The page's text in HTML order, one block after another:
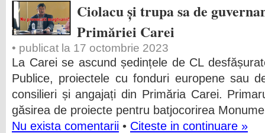
Ciolacu și trupa sa de
Primăriei Carei
• publicat la 17 octombrie 2023
La Carei se ascund ședințele de CL
Publice, proiectele cu fonduri europene sau
consilieri și angajați din Primăria Carei.
găsirea de proiecte pentru batjocorirea
Nu exista comentarii • Citeste in continuare »